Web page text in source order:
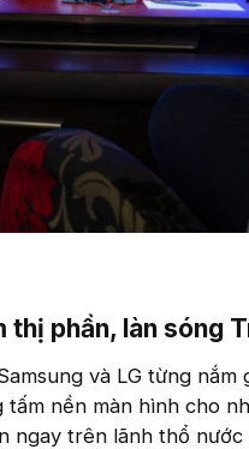
thị phần, làn sóng
và LG từng
tấm nền màn hình cho
ngay trên lãnh thổ